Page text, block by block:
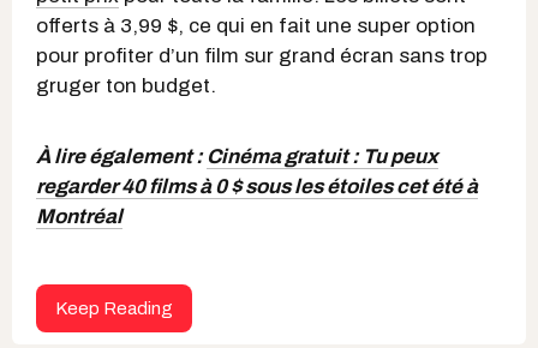
offerts à 3,99 $, ce qui en fait une super option
pour profiter d’un film sur grand écran sans trop
gruger ton budget.
À lire également : Cinéma gratuit : Tu peux
regarder 40 films à 0 $ sous les étoiles cet été à
Montréal
Keep Reading